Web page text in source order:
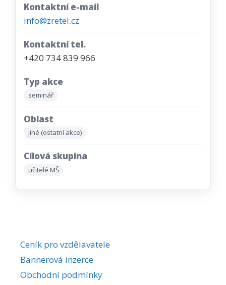
Kontaktní e-mail
info@zretel.cz
Kontaktní tel.
+420 734 839 966
Typ akce
seminář
Oblast
jiné (ostatní akce)
Cílová skupina
učitelé MŠ
Ceník pro vzdělavatele
Bannerová inzerce
Obchodní podmínky